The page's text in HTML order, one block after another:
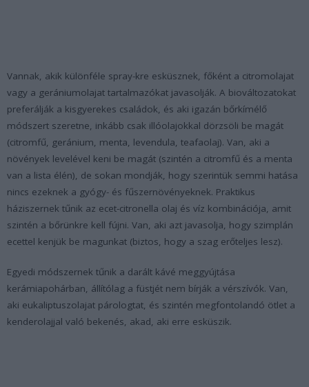
Vannak, akik különféle spray-kre esküsznek, főként a citromolajat
vagy a gerániumolajat tartalmazókat javasolják. A biováltozatokat
preferálják a kisgyerekes családok, és aki igazán bőrkímélő
módszert szeretne, inkább csak illóolajokkal dörzsöli be magát
(citromfű, geránium, menta, levendula, teafaolaj). Van, aki a
növények levelével keni be magát (szintén a citromfű és a menta
van a lista élén), de sokan mondják, hogy szerintük semmi hatása
nincs ezeknek a gyógy- és fűszernövényeknek. Praktikus
háziszernek tűnik az ecet-citronella olaj és víz kombinációja, amit
szintén a bőrünkre kell fújni. Van, aki azt javasolja, hogy szimplán
ecettel kenjük be magunkat (biztos, hogy a szag erőteljes lesz).
Egyedi módszernek tűnik a darált kávé meggyújtása
kerámiapohárban, állítólag a füstjét nem bírják a vérszívók. Van,
aki eukaliptuszolajat párologtat, és szintén megfontolandó ötlet a
kenderolajjal való bekenés, akad, aki erre esküszik.